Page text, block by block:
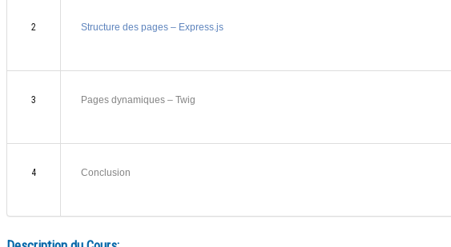
2 Structure des pages – Express.js
3 Pages dynamiques – Twig
4 Conclusion